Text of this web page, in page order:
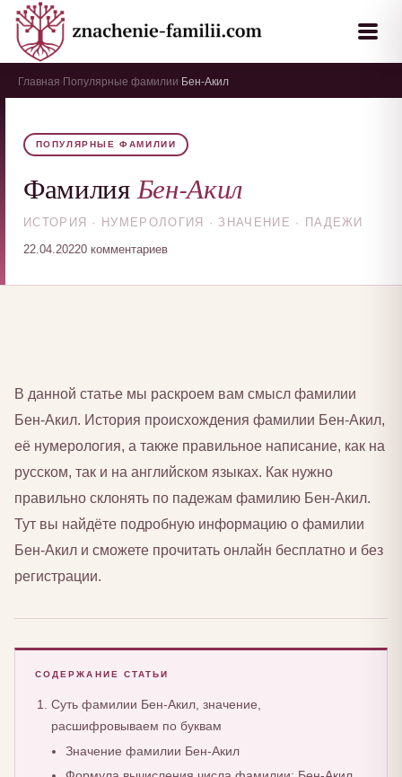
Главная Популярные фамилии Бен-Акил
ПОПУЛЯРНЫЕ ФАМИЛИИ
ФамилияБен-Акил
ИСТОРИЯ · НУМЕРОЛОГИЯ · ЗНАЧЕНИЕ · ПАДЕЖИ
22.04.20220 комментариев
В данной статье мы раскроем вам смысл фамилии
Бен-Акил. История происхождения фамилии Бен-Акил,
её нумерология, а также правильное написание, как на
русском, так и на английском языках. Как нужно
правильно склонять по падежам фамилию Бен-Акил.
Тут вы найдёте подробную информацию о фамилии
Бен-Акил и сможете прочитать онлайн бесплатно и без
регистрации.
СОДЕРЖАНИЕ СТАТЬИ
Суть фамилии Бен-Акил, значение,
расшифровываем по буквам
Значение фамилии Бен-Акил